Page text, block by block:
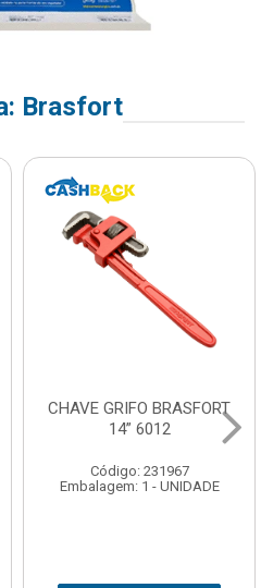
Brasfort
ADAPTADOR PARA
SOQUETE WAFT
Código: 235563
Embalagem: 1 - UNIDADE